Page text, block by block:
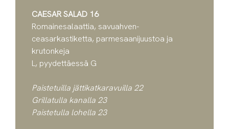
CAESAR SALAD 16
Romainesalaattia, savuahven-
ceasarkastiketta, parmesaanijuustoa ja
krutonkeja
L, pyydettäessä G
Paistetuilla jättikatkaravuilla 22
Grillatulla kanalla 23
Paistetulla lohella 23